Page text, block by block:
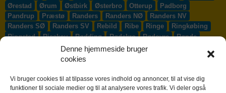
Denne hjemmeside bruger
cookies
Vi bruger cookies til at tilpasse vores indhold og annoncer, til at vise dig
funktioner til sociale medier og til at analysere vores trafik. Vi deler også
Ørestad
Ørum Østbirk Østerbro Otterup
Padborg
Pandrup
Præstø Randers Randers NØ
Randers NV
Randers SØ
Randers SV Rebild Ribe Ringe
Ringkøbing
Ringsted
Risskov Rødding Rødekro Rødovre
Rønde
Rønnede Roskilde Rudersdal
Rudkøbing
Ry Ryomgård
Skælskør
Skærbæk Skævinge Skagen
Skalborg
Skanderborg
Skibby Skibet Skive Skjern
Skørping